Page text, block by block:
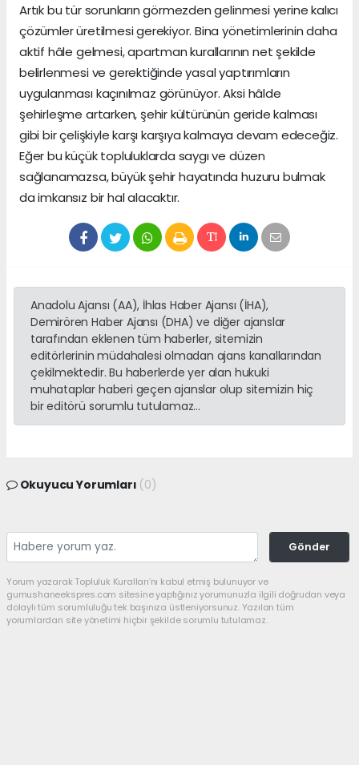
Artık bu tür sorunların görmezden gelinmesi yerine kalıcı
çözümler üretilmesi gerekiyor. Bina yönetimlerinin daha
aktif hâle gelmesi, apartman kurallarının net şekilde
belirlenmesi ve gerektiğinde yasal yaptırımların
uygulanması kaçınılmaz görünüyor. Aksi hâlde
şehirleşme artarken, şehir kültürünün geride kalması
gibi bir çelişkiyle karşı karşıya kalmaya devam edeceğiz.
Eğer bu küçük topluluklarda saygı ve düzen
sağlanamazsa, büyük şehir hayatında huzuru bulmak
da imkansız bir hal alacaktır.
Anadolu Ajansı (AA), İhlas Haber Ajansı (İHA),
Demirören Haber Ajansı (DHA) ve diğer ajanslar
tarafından eklenen tüm haberler, sitemizin
editörlerinin müdahalesi olmadan ajans kanallarından
çekilmektedir. Bu haberlerde yer alan hukuki
muhataplar haberi geçen ajanslar olup sitemizin hiç
bir editörü sorumlu tutulamaz...
Okuyucu Yorumları (0)
Gönder
Yorum yazarak Topluluk Kuralları’nı kabul etmiş bulunuyor ve
gumushaneekspres.com sitesine yaptığınız yorumunuzla ilgili doğrudan veya
dolaylı tüm sorumluluğu tek başınıza üstleniyorsunuz. Yazılan tüm
yorumlardan site yönetimi hiçbir şekilde sorumlu tutulamaz.